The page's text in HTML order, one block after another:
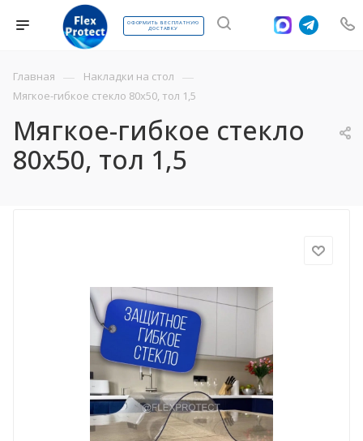
ОФОРМИТЬ БЕСПЛАТНУЮ
ДОСТАВКУ
Главная — Накладки на стол —
Мягкое-гибкое стекло 80х50, тол 1,5
Мягкое-гибкое стекло
80х50, тол 1,5